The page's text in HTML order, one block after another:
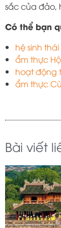
sắc của đảo,
Có thể bạn
hệ sinh
ẩm thực
hoạt động
ẩm thực
Bài viết